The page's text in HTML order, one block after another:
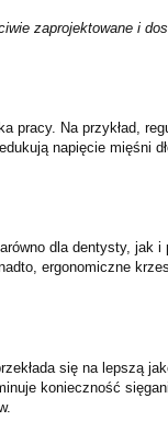
zaprojektowane i
Na przykład,
napięcie mięśni
dla dentysty, jak i
ergonomiczne
się na lepszą
konieczność